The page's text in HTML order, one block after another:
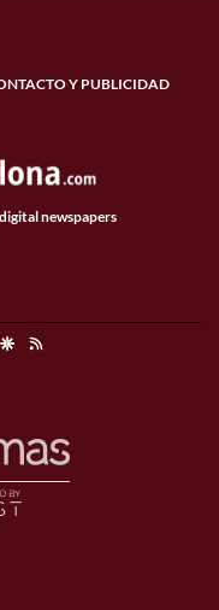
Y PUBLICIDAD
newspapers
Google Discover